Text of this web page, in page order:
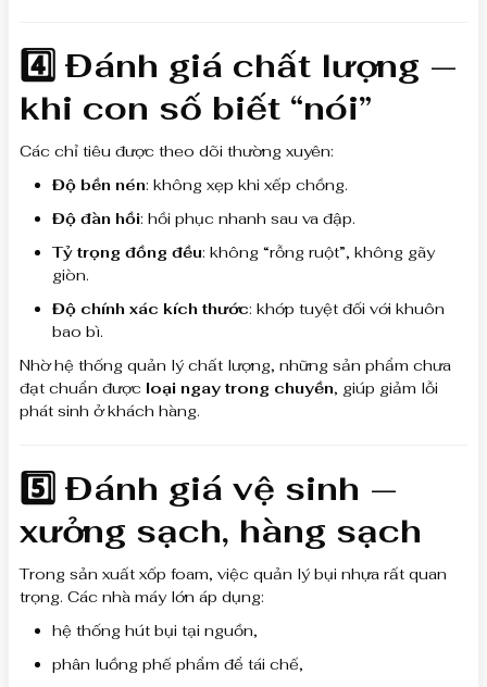
4️⃣ Đánh giá chất lượng —
khi con số biết “nói”
Các chỉ tiêu được theo dõi thường xuyên:
Độ bền nén: không xẹp khi xếp chồng.
Độ đàn hồi: hồi phục nhanh sau va đập.
Tỷ trọng đồng đều: không “rỗng ruột”, không gãy
giòn.
Độ chính xác kích thước: khớp tuyệt đối với khuôn
bao bì.
Nhờ hệ thống quản lý chất lượng, những sản phẩm chưa
đạt chuẩn được loại ngay trong chuyền, giúp giảm lỗi
phát sinh ở khách hàng.
5️⃣ Đánh giá vệ sinh —
xưởng sạch, hàng sạch
Trong sản xuất xốp foam, việc quản lý bụi nhựa rất quan
trọng. Các nhà máy lớn áp dụng:
hệ thống hút bụi tại nguồn,
phân luồng phế phẩm để tái chế,